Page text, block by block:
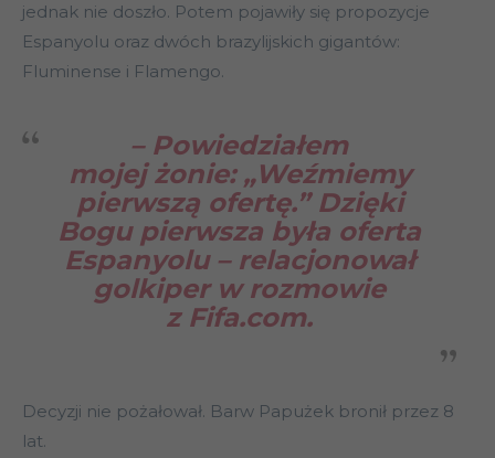
jednak nie doszło. Potem pojawiły się propozycje
Espanyolu oraz dwóch brazylijskich gigantów:
Fluminense i Flamengo.
– Powiedziałem
mojej żonie: „Weźmiemy
pierwszą ofertę.” Dzięki
Bogu pierwsza była oferta
Espanyolu – relacjonował
golkiper w rozmowie
z Fifa.com.
Decyzji nie pożałował. Barw Papużek bronił przez 8
lat.